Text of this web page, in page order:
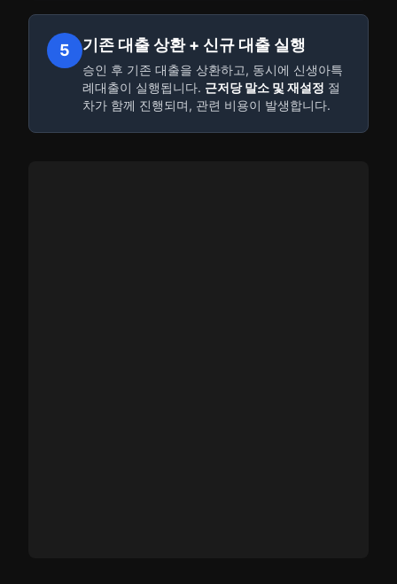
5 기존 대출 상환 + 신규 대출 실행
승인 후 기존 대출을 상환하고, 동시에 신생아특
례대출이 실행됩니다. 근저당 말소 및 재설정 절
차가 함께 진행되며, 관련 비용이 발생합니다.